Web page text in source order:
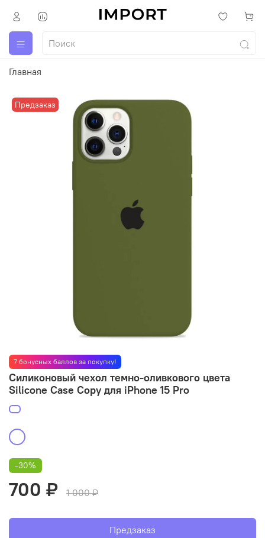
Главная
Предзаказ
7 бонусных баллов за покупку!
Силиконовый чехол темно-оливкового цвета
Silicone Case Copy для iPhone 15 Pro
-30%
700 ₽ 1 000 ₽
Предзаказ